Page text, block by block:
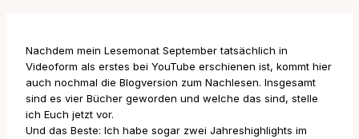
Nachdem mein Lesemonat September tatsächlich in
Videoform als erstes bei YouTube erschienen ist, kommt hier
auch nochmal die Blogversion zum Nachlesen. Insgesamt
sind es vier Bücher geworden und welche das sind, stelle
ich Euch jetzt vor.
Und das Beste: Ich habe sogar zwei Jahreshighlights im